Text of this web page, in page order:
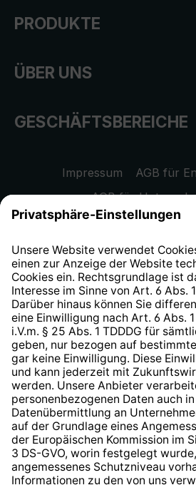
PRODUKTE
ÜBER UNS
GESCHÄFTSBEREICHE
Impressum
AGB für
AGB für
Datenschutzhinweis
Widerrufsrecht